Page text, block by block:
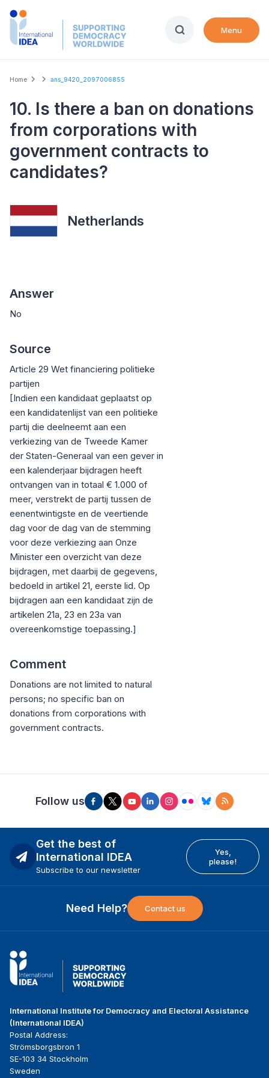
Skip
Menu
Breadcrumb
Home ans_9420_2097006855
10. Is there a ban on donations
from corporations with
government contracts to
candidates?
Netherlands
Answer
No
Source
Article 29 Wet financiering politieke
partijen
[Indien een kandidaat geplaatst op
een kandidatenlijst van een politieke
partij die deelneemt aan een
verkiezing van de Tweede Kamer
der Staten-Generaal van een gever in
een kalenderjaar bijdragen heeft
ontvangen van in totaal € 1.000 of
meer, verstrekt de partij tussen de
eenentwintigste en de veertiende
dag voor de dag van de stemming
voor deze verkiezing aan Onze
Minister een overzicht van deze
bijdragen, met daarbij de gegevens,
bedoeld in artikel 21, eerste lid. Op
bijdragen aan een kandidaat zijn de
artikelen 21a, 23 en 23a van
overeenkomstige toepassing.]
Comment
Donations are not limited to natural
persons; no specific ban on
donations from corporations with
government contracts.
Follow us
Get the best of
International IDEA
Subscribe to our newsletter
Yes,
please!
Need Help? Contact us
International Institute for Democracy and Electoral Assistance
(International IDEA)
Postal Address:
Strömsborgsbron 1
SE-103 34 Stockholm
Sweden